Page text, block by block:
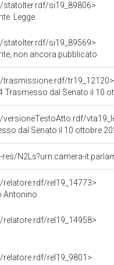
si19_89806>
Legge
si19_89569>
non ancora pubblicato
tr19_12120>
Trasmesso dal Senato il 10
dal Senato il 10 ottobre
N2Ls?urn:camera-
rel19_14773>
Antonino
rel19_14958>
rel19_9801>